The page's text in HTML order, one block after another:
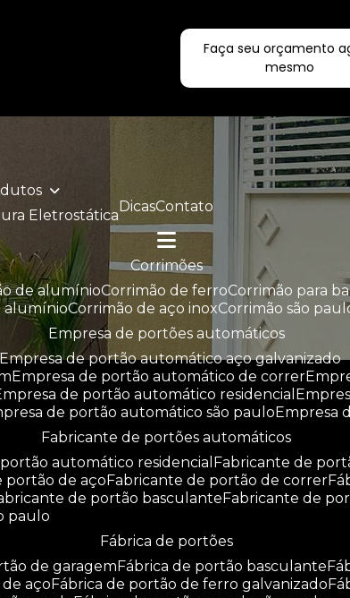
Faça seu orçamento
mesmo
Eletrostática
Dicas Contato
corrimões
de alumínio corrimão de ferro corrimão para
alumínio corrimão de aço inox corrimão são
empresa de portões automáticos
empresa de portão automático aço galvanizado
empresa de portão automático de correr
empresa de portão automático residencial
de portão automático são paulo
fabricante de portões automáticos
automático residencial
fabricante de
portão de aço fabricante de portão de correr
de portão basculante
fabricante de
paulo
fábrica de portões
de garagem fábrica de portão basculante
aço fábrica de portão de ferro galvanizado